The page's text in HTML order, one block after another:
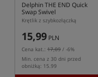
Delphin THE END Quick
Swap Swivel
Krętlik z szybkozłączką
15,99 PLN
Cena kat.: 17,09 / -6%
Min. cena z 30 dni przed
obniżką: 15.99